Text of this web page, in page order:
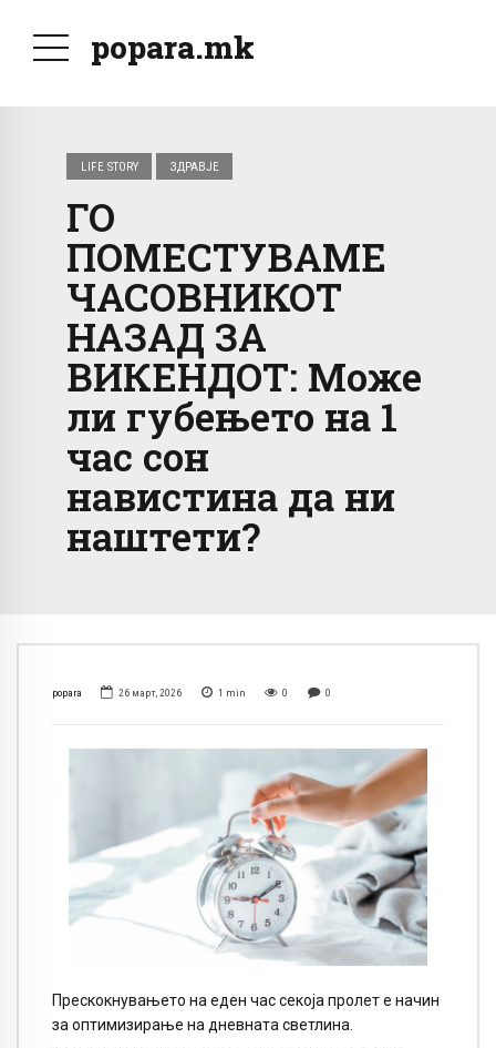
popara.mk
LIFE STORY ЗДРАВЈЕ
ГО
ПОМЕСТУВАМЕ
ЧАСОВНИКОТ
НАЗАД ЗА
ВИКЕНДОТ: Може
ли губењето на 1
час сон
навистина да ни
наштети?
popara 26 март, 2026 1 min 0 0
Прескокнувањето на еден час секоја пролет е начин
за оптимизирање на дневната светлина.